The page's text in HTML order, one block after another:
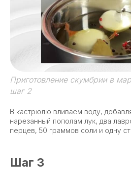
Приготовление скумбрии в
шаг 2
В кастрюлю вливаем воду,
нарезанный пополам лук, два
перцев, 50 граммов соли и одну
Шаг 3